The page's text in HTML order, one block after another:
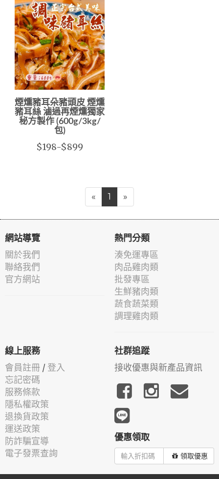
煙燻豬耳朵豬頭皮 煙燻
豬耳絲 滷過再煙燻獨家
秘方製作 (600g/3kg/
包)
$198-$899
« 1 »
網站導覽
關於我們
聯絡我們
官方網站
熱門分類
湊免運專區
肉品雞肉類
批發專區
生鮮豬肉類
蔬食蔬菜類
調理雞肉類
線上服務
會員註冊 / 登入
忘記密碼
服務條款
隱私權政策
退換貨政策
運送政策
防詐騙宣導
電子發票查詢
社群追蹤
接收優惠與新產品資訊
優惠領取
領取優惠